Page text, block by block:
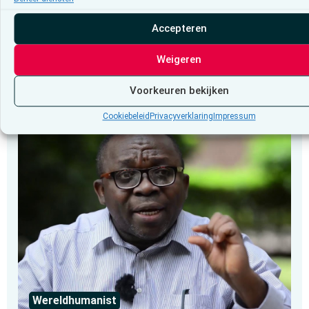
Accepteren
Weigeren
Voorkeuren bekijken
Cookiebeleid Privacyverklaring Impressum
Column
“Vertrouwen in democratische
Wereldhumanist